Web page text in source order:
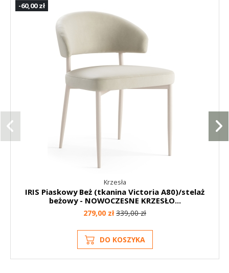
-60,00 zł
Krzesła
IRIS Piaskowy Beż (tkanina Victoria A80)/stelaż
beżowy - NOWOCZESNE KRZESŁO...
279,00 zł339,00 zł
DO KOSZYKA